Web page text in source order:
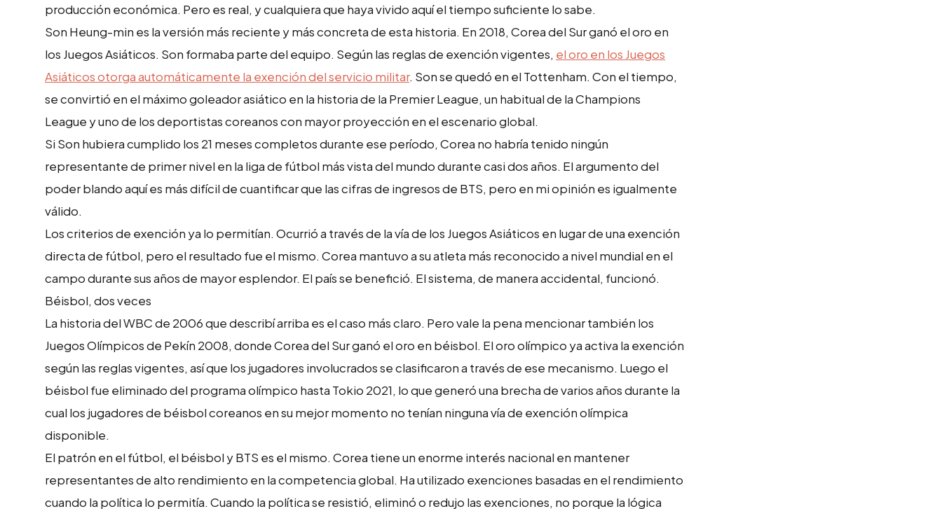
producción económica. Pero es real, y cualquiera que haya vivido aquí el tiempo suficiente lo sabe.
Son Heung-min es la versión más reciente y más concreta de esta historia. En 2018, Corea del Sur ganó el oro en
los Juegos Asiáticos. Son formaba parte del equipo. Según las reglas de exención vigentes, el oro en los Juegos
Asiáticos otorga automáticamente la exención del servicio militar. Son se quedó en el Tottenham. Con el tiempo,
se convirtió en el máximo goleador asiático en la historia de la Premier League, un habitual de la Champions
League y uno de los deportistas coreanos con mayor proyección en el escenario global.
Si Son hubiera cumplido los 21 meses completos durante ese período, Corea no habría tenido ningún
representante de primer nivel en la liga de fútbol más vista del mundo durante casi dos años. El argumento del
poder blando aquí es más difícil de cuantificar que las cifras de ingresos de BTS, pero en mi opinión es igualmente
válido.
Los criterios de exención ya lo permitían. Ocurrió a través de la vía de los Juegos Asiáticos en lugar de una exención
directa de fútbol, pero el resultado fue el mismo. Corea mantuvo a su atleta más reconocido a nivel mundial en el
campo durante sus años de mayor esplendor. El país se benefició. El sistema, de manera accidental, funcionó.
Béisbol, dos veces
La historia del WBC de 2006 que describí arriba es el caso más claro. Pero vale la pena mencionar también los
Juegos Olímpicos de Pekín 2008, donde Corea del Sur ganó el oro en béisbol. El oro olímpico ya activa la exención
según las reglas vigentes, así que los jugadores involucrados se clasificaron a través de ese mecanismo. Luego el
béisbol fue eliminado del programa olímpico hasta Tokio 2021, lo que generó una brecha de varios años durante la
cual los jugadores de béisbol coreanos en su mejor momento no tenían ninguna vía de exención olímpica
disponible.
El patrón en el fútbol, el béisbol y BTS es el mismo. Corea tiene un enorme interés nacional en mantener
representantes de alto rendimiento en la competencia global. Ha utilizado exenciones basadas en el rendimiento
cuando la política lo permitía. Cuando la política se resistió, eliminó o redujo las exenciones, no porque la lógica